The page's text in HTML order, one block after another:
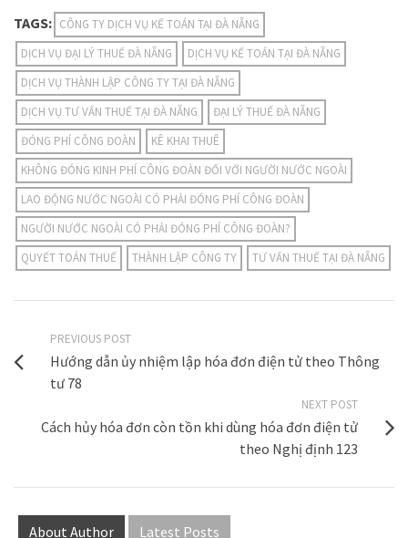
TAGS: CÔNG TY DỊCH VỤ KẾ TOÁN TẠI ĐÀ NẴNG
DỊCH VỤ ĐẠI LÝ THUẾ ĐÀ NẴNG
DỊCH VỤ KẾ TOÁN TẠI ĐÀ NẴNG
DỊCH VỤ THÀNH LẬP CÔNG TY TẠI ĐÀ NẴNG
DỊCH VỤ TƯ VẤN THUẾ TẠI ĐÀ NẴNG
ĐẠI LÝ THUẾ ĐÀ NẴNG
ĐÓNG PHÍ CÔNG ĐOÀN
KÊ KHAI THUÊ
KHÔNG ĐÓNG KINH PHÍ CÔNG ĐOÀN ĐỐI VỚI NGƯỜI NƯỚC NGOÀI
LAO ĐỘNG NƯỚC NGOÀI CÓ PHẢI ĐÓNG PHÍ CÔNG ĐOÀN
NGƯỜI NƯỚC NGOÀI CÓ PHẢI ĐÓNG PHÍ CÔNG ĐOÀN?
QUYẾT TOÁN THUẾ
THÀNH LẬP CÔNG TY TƯ VẤN THUẾ TẠI ĐÀ NẴNG
PREVIOUS POST
Hướng dẫn ủy nhiệm lập hóa đơn điện tử theo Thông
tư 78
NEXT POST
Cách hủy hóa đơn còn tồn khi dùng hóa đơn điện tử
theo Nghị định 123
About Author Latest Posts